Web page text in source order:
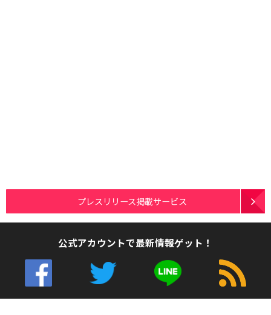
プレスリリース掲載サービス
公式アカウントで最新情報ゲット！